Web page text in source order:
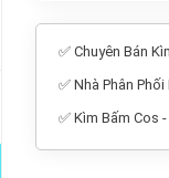
✅ Chuyên Bán
✅ Nhà Phân
✅ Kìm Bấm Cos